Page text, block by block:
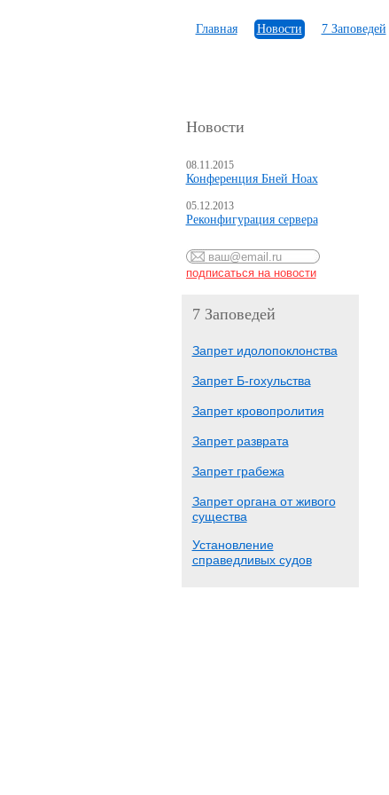
Главная Новости 7 Заповедей
Новости
08.11.2015
Конференция Бней Ноах
05.12.2013
Реконфигурация сервера
7 Заповедей
Запрет идолопоклонства
Запрет Б-гохульства
Запрет кровопролития
Запрет разврата
Запрет грабежа
Запрет органа от живого
существа
Установление
справедливых судов